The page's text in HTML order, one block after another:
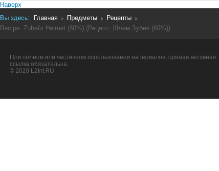
Наверх
Вы здесь:
Главная Предметы
Рецепты
Recipe: Zubei's Helmet (60%) (Рецепт: Шлем Зубея (60%))
При полном или частичном использовании материалов, прямая активная
ссылка обязательна.
© 2020 L2Int.RU